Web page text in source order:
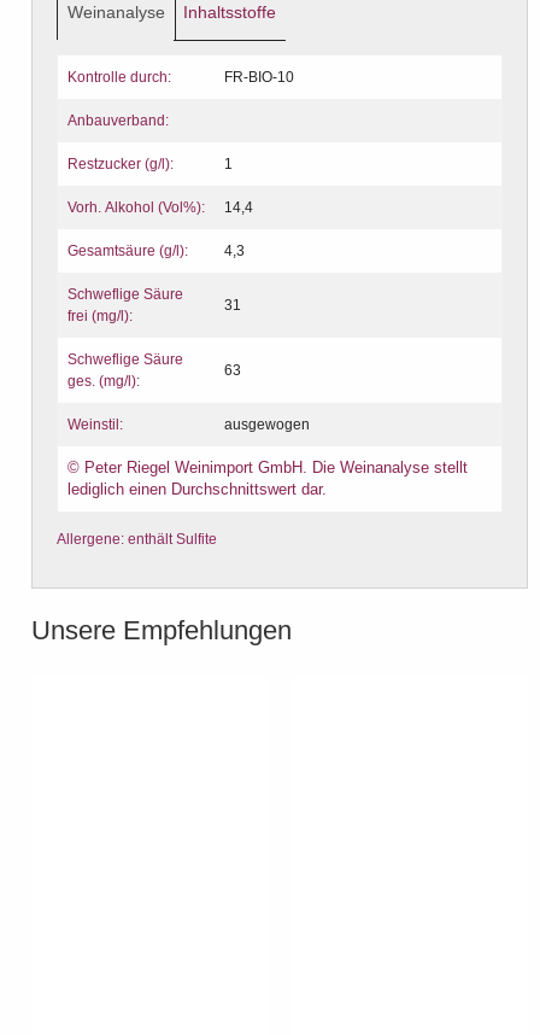
Weinanalyse Inhaltsstoffe
Kontrolle durch: FR-BIO-10
Anbauverband:
Restzucker (g/l): 1
Vorh. Alkohol (Vol%): 14,4
Gesamtsäure (g/l): 4,3
Schweflige Säure
frei (mg/l):
31
Schweflige Säure
ges. (mg/l):
63
Weinstil: ausgewogen
© Peter Riegel Weinimport GmbH. Die Weinanalyse stellt
lediglich einen Durchschnittswert dar.
Allergene: enthält Sulfite
Unsere Empfehlungen